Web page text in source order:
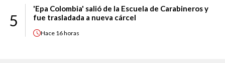
5
'Epa Colombia' salió de la Escuela de Carabineros y
fue trasladada a nueva cárcel
Hace 16 horas